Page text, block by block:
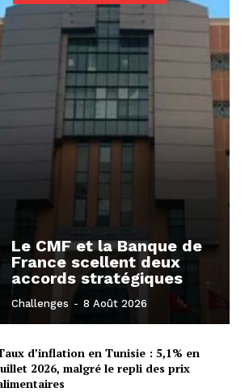
Le CMF et la Banque de
France scellent deux
accords stratégiques
Challenges - 8 Août 2026
d’inflation en Tunisie : 5,1% en
2026, malgré le repli des prix